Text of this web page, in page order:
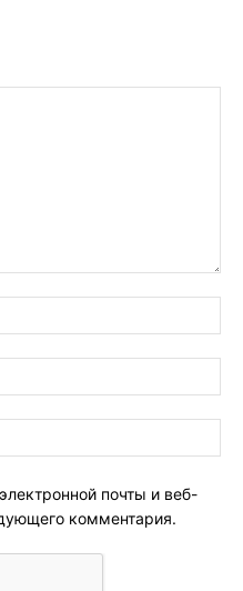
почты и веб-
комментария.